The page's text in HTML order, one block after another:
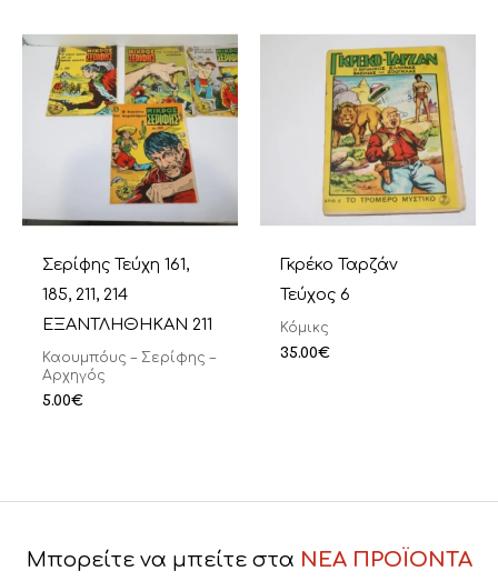
Σερίφης Τεύχη 161,
185, 211, 214
ΕΞΑΝΤΛΗΘΗΚΑΝ 211
Καουμπόυς – Σερίφης –
Αρχηγός
5.00€
Γκρέκο Ταρζάν
Τεύχος 6
Κόμικς
35.00€
Μπορείτε να μπείτε στα ΝΕΑ ΠΡΟΪΟΝΤΑ